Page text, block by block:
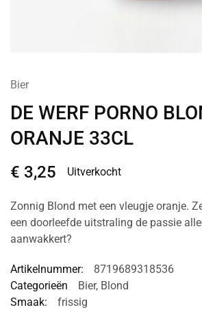
Bier
DE WERF PORNO
ORANJE 33CL
€ 3,25 Uitverkocht
Zonnig Blond met een vleugje oranje.
een doorleefde uitstraling de passie
aanwakkert?
Artikelnummer:
8719689318536
Categorieën
Bier, Blond
Smaak:
frissig